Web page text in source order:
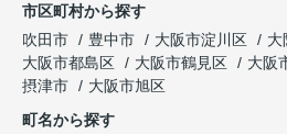
市区町村から探す
吹田市
豊中市 大阪市淀川区
大
大阪市都島区
大阪市鶴見区 大阪
摂津市
大阪市旭区
町名から探す